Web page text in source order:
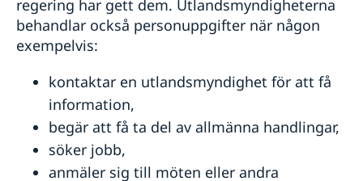
regering har gett dem. Utlandsmyndigheterna
behandlar också personuppgifter när någon
exempelvis:
kontaktar en utlandsmyndighet för att få
information,
begär att få ta del av allmänna handlingar,
söker jobb,
anmäler sig till möten eller andra